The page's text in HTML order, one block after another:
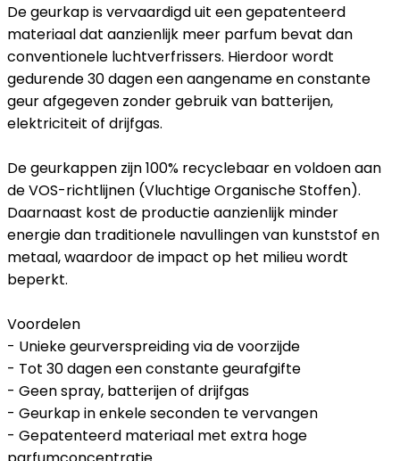
De geurkap is vervaardigd uit een gepatenteerd
materiaal dat aanzienlijk meer parfum bevat dan
conventionele luchtverfrissers. Hierdoor wordt
gedurende 30 dagen een aangename en constante
geur afgegeven zonder gebruik van batterijen,
elektriciteit of drijfgas.
De geurkappen zijn 100% recyclebaar en voldoen aan
de VOS-richtlijnen (Vluchtige Organische Stoffen).
Daarnaast kost de productie aanzienlijk minder
energie dan traditionele navullingen van kunststof en
metaal, waardoor de impact op het milieu wordt
beperkt.
Voordelen
- Unieke geurverspreiding via de voorzijde
- Tot 30 dagen een constante geurafgifte
- Geen spray, batterijen of drijfgas
- Geurkap in enkele seconden te vervangen
- Gepatenteerd materiaal met extra hoge